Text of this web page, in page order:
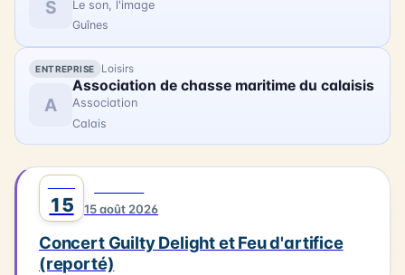
S
Le son, l'image
Guînes
ENTREPRISE Loisirs
A
Association de chasse maritime du calaisis
Association
Calais
15 15 août 2026
Concert Guilty Delight et Feu d'artifice
(reporté)